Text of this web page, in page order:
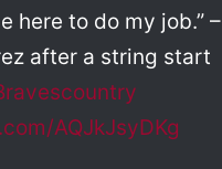
here to do my job.” –
after a string start
AQJkJsyDKg